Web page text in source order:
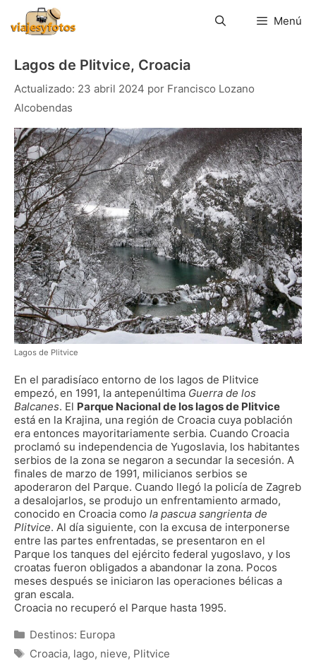
contenido
Menú
Lagos de Plitvice, Croacia
23 abril 2024 por Francisco Lozano
Alcobendas
Lagos de Plitvice
En el paradisíaco entorno de los lagos de Plitvice
empezó, en 1991, la antepenúltima Guerra de los
Balcanes. El Parque Nacional de los lagos de Plitvice
está en la Krajina, una región de Croacia cuya población
era entonces mayoritariamente serbia. Cuando Croacia
proclamó su independencia de Yugoslavia, los habitantes
serbios de la zona se negaron a secundar la secesión. A
finales de marzo de 1991, milicianos serbios se
apoderaron del Parque. Cuando llegó la policía de Zagreb
a desalojarlos, se produjo un enfrentamiento armado,
conocido en Croacia como la pascua sangrienta de
Plitvice. Al día siguiente, con la excusa de interponerse
entre las partes enfrentadas, se presentaron en el
Parque los tanques del ejército federal yugoslavo, y los
croatas fueron obligados a abandonar la zona. Pocos
meses después se iniciaron las operaciones bélicas a
gran escala.
Croacia no recuperó el Parque hasta 1995.
Categorías
Destinos: Europa
Etiquetas
Croacia, lago, nieve, Plitvice